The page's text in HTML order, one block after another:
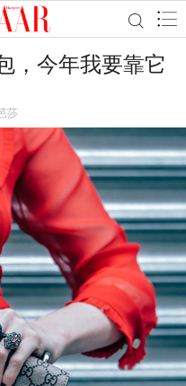
，今年我要靠它
莎